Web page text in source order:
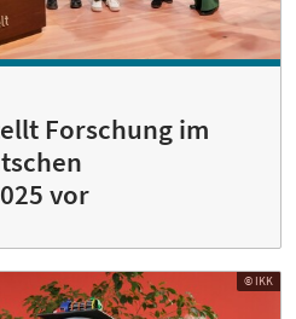
Forschung im
vor
© IKK